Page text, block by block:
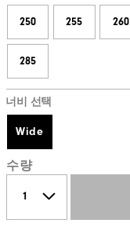
250 255 260
285
너비 선택
Wide
수량